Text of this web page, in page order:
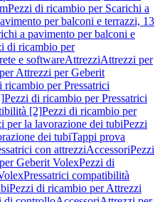
Pezzi di ricambio per Scarichi a
per balconi e terrazzi, 13
a pavimento per balconi e
di ricambio per
e softwareAttrezziAttrezzi per
Attrezzi per Geberit
ricambio per Pressatrici
Pezzi di ricambio per Pressatrici
[2]Pezzi di ricambio per
per la lavorazione dei tubiPezzi
dei tubiTappi prova
con attrezziAccessoriPezzi
Geberit VolexPezzi di
Pressatrici compatibilità
Pezzi di ricambio per Attrezzi